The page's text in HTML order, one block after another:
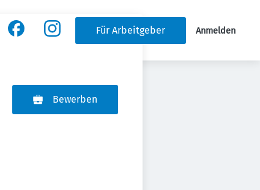
Für Arbeitgeber Anmelden
Bewerben